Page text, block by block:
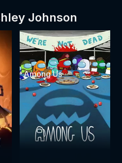
Johnson
Among Us